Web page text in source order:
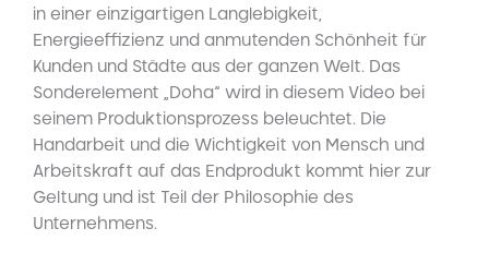
in einer einzigartigen Langlebigkeit,
Energieeffizienz und anmutenden Schönheit für
Kunden und Städte aus der ganzen Welt. Das
Sonderelement „Doha“ wird in diesem Video bei
seinem Produktionsprozess beleuchtet. Die
Handarbeit und die Wichtigkeit von Mensch und
Arbeitskraft auf das Endprodukt kommt hier zur
Geltung und ist Teil der Philosophie des
Unternehmens.